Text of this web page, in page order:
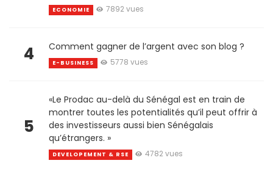
ECONOMIE 7892 vues
4 Comment gagner de l’argent avec son blog ?
E-BUSINESS 5778 vues
5
«Le Prodac au-delà du Sénégal est en train de
montrer toutes les potentialités qu’il peut offrir à
des investisseurs aussi bien Sénégalais
qu’étrangers. »
DEVELOPEMENT & RSE 4782 vues